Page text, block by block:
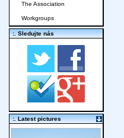
The Association
Workgroups
:. Sledujte nás
:. Latest pictures